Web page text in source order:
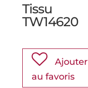
Tissu
TW14620
Ajouter
au favoris